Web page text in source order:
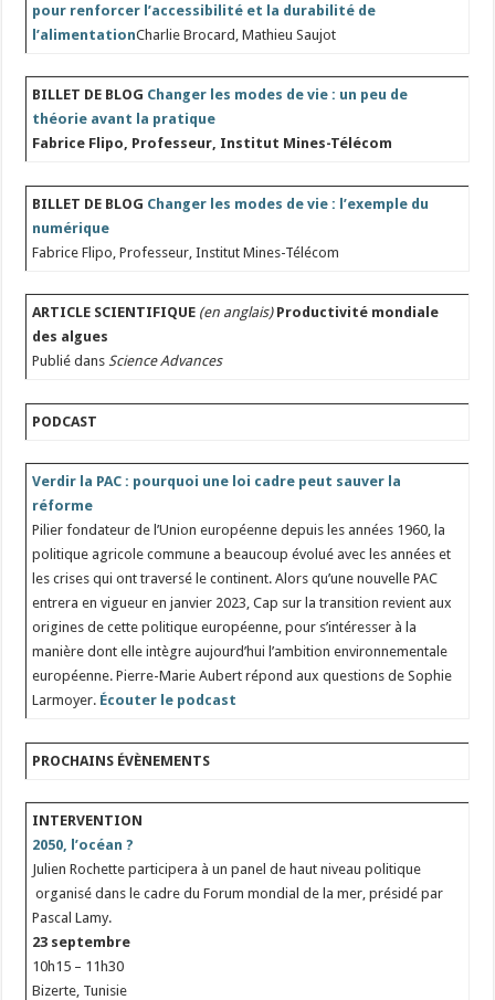
pour renforcer l’accessibilité et la durabilité de
l’alimentationCharlie Brocard, Mathieu Saujot
BILLET DE BLOG Changer les modes de vie : un peu de
théorie avant la pratique
Fabrice Flipo, Professeur, Institut Mines-Télécom
BILLET DE BLOG Changer les modes de vie : l’exemple du
numérique
Fabrice Flipo, Professeur, Institut Mines-Télécom
ARTICLE SCIENTIFIQUE (en anglais)Productivité mondiale
des algues
Publié dansScience Advances
PODCAST
Verdir la PAC : pourquoi une loi cadre peut sauver la
réforme
Pilier fondateur de l’Union européenne depuis les années 1960, la
politique agricole commune a beaucoup évolué avec les années et
les crises qui ont traversé le continent. Alors qu’une nouvelle PAC
entrera en vigueur en janvier 2023, Cap sur la transition revient aux
origines de cette politique européenne, pour s’intéresser à la
manière dont elle intègre aujourd’hui l’ambition environnementale
européenne. Pierre-Marie Aubert répond aux questions de Sophie
Larmoyer. Écouter le podcast
PROCHAINS ÉVÈNEMENTS
INTERVENTION
2050, l’océan ?
Julien Rochette participera à un panel de haut niveau politique
organisé dans le cadre du Forum mondial de la mer, présidé par
Pascal Lamy.
23 septembre
10h15 – 11h30
Bizerte, Tunisie